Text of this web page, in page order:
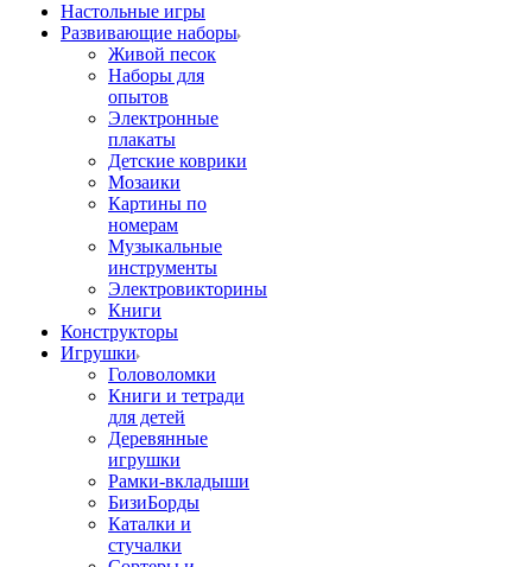
Настольные игры
Развивающие наборы
Живой песок
Наборы для
опытов
Электронные
плакаты
Детские коврики
Мозаики
Картины по
номерам
Музыкальные
инструменты
Электровикторины
Книги
Конструкторы
Игрушки
Головоломки
Книги и тетради
для детей
Деревянные
игрушки
Рамки-вкладыши
БизиБорды
Каталки и
стучалки